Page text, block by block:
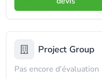
Project Group
Pas encore d'évaluation